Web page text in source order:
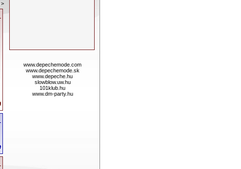
>
www.depechemode.com
www.depechemode.sk
www.depeche.hu
slowblow.uw.hu
101klub.hu
www.dm-party.hu